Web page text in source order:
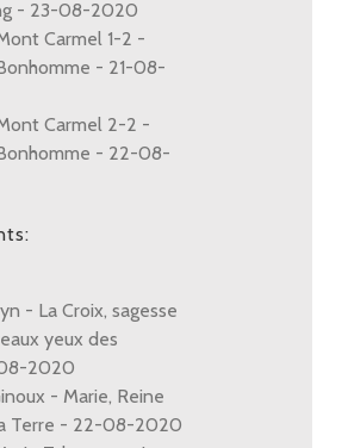
- 23-08-2020
Carmel 1-2 -
- 21-08-
Carmel 2-2 -
- 22-08-
- La Croix, sagesse
yeux des
2020
- Marie, Reine
Terre - 22-08-2020